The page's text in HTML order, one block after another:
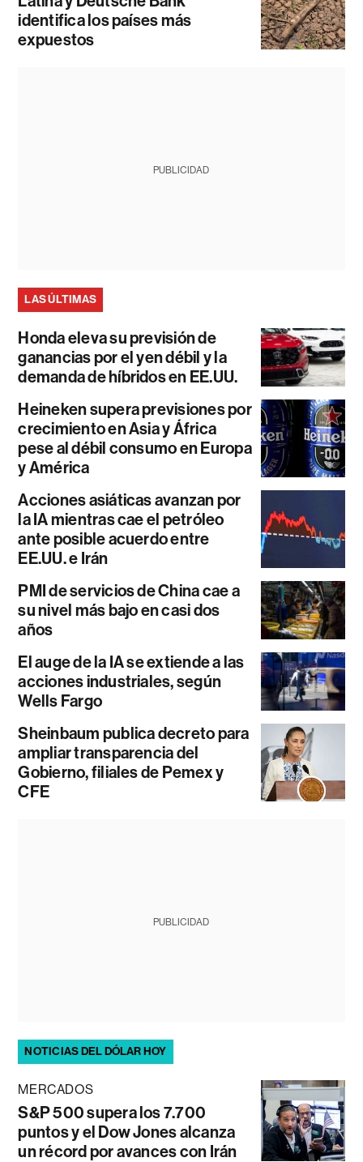
identifica los países más
expuestos
PUBLICIDAD
LAS ÚLTIMAS
Honda eleva su previsión de
ganancias por el yen débil y la
demanda de híbridos en EE.UU.
Heineken supera previsiones por
crecimiento en Asia y África
pese al débil consumo en Europa
y América
Acciones asiáticas avanzan por
la IA mientras cae el petróleo
ante posible acuerdo entre
EE.UU. e Irán
PMI de servicios de China cae a
su nivel más bajo en casi dos
años
El auge de la IA se extiende a las
acciones industriales, según
Wells Fargo
Sheinbaum publica decreto para
ampliar transparencia del
Gobierno, filiales de Pemex y
CFE
PUBLICIDAD
NOTICIAS DEL DÓLAR HOY
MERCADOS
S&P 500 supera los 7.700
puntos y el Dow Jones alcanza
un récord por avances con Irán